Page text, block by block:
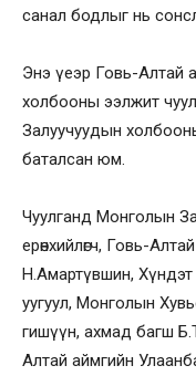
санал бодлыг нь
Энэ үеэр Говь-Алтай
холбооны ээлжит
Залуучуудын
баталсан юм.
Чуулганд Монголын
ерөнхийлөгч, Говь-
Н.Амартүвшин,
уугуул, Монголын
гишүүн, ахмад багш
Алтай аймгийн